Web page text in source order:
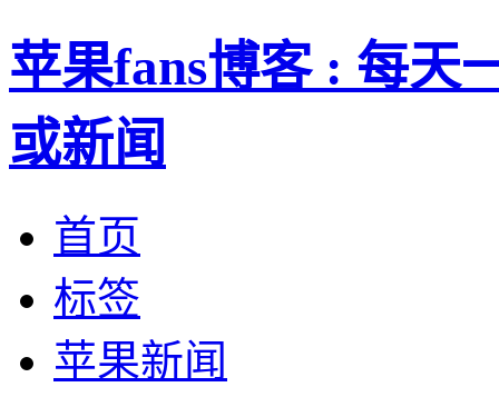
苹果fans博客 : 每天
或新闻
首页
标签
苹果新闻